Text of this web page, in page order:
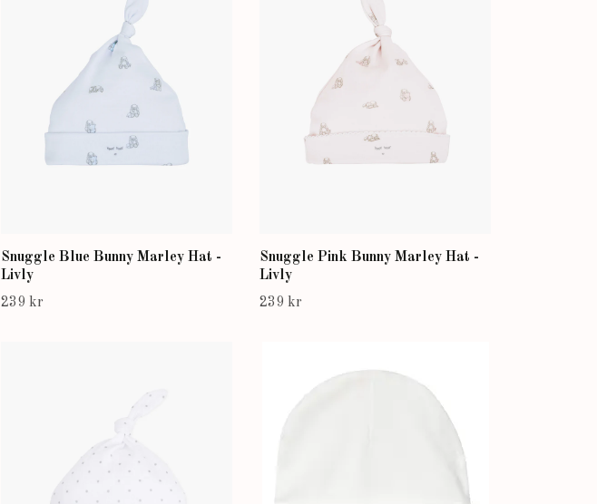
Snuggle Blue Bunny Marley Hat -
Livly
239 kr
Snuggle Pink Bunny Marley Hat -
Livly
239 kr